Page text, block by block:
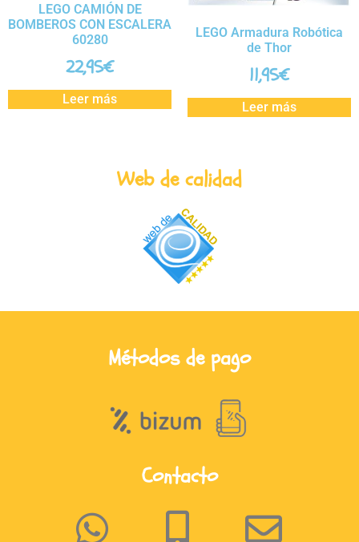
LEGO CAMIÓN DE
BOMBEROS CON ESCALERA
60280
22,95€
Leer más
LEGO Armadura Robótica
de Thor
11,95€
Leer más
Web de calidad
Métodos de pago
Contacto